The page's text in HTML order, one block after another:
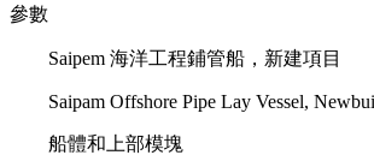
參數
Saipem 海洋工程鋪管船，新建項目
Saipam Offshore Pipe Lay Vessel,
船體和上部模塊